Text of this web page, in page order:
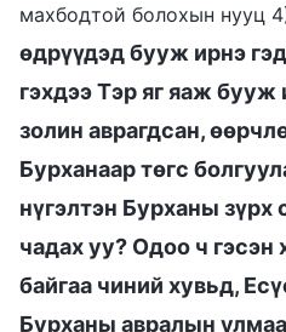
махбодтой болохын нууц
өдрүүдэд бууж ирнэ
гэхдээ Тэр яг яаж бууж
золин аврагдсан,
Бурханаар төгс
нүгэлтэн Бурханы зүрх
чадах уу? Одоо ч гэсэн
байгаа чиний хувьд,
Бурханы авралын